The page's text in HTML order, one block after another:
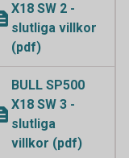
X18 SW 2 -
slutliga villkor
(pdf)
BULL SP500
X18 SW 3 -
slutliga
villkor (pdf)